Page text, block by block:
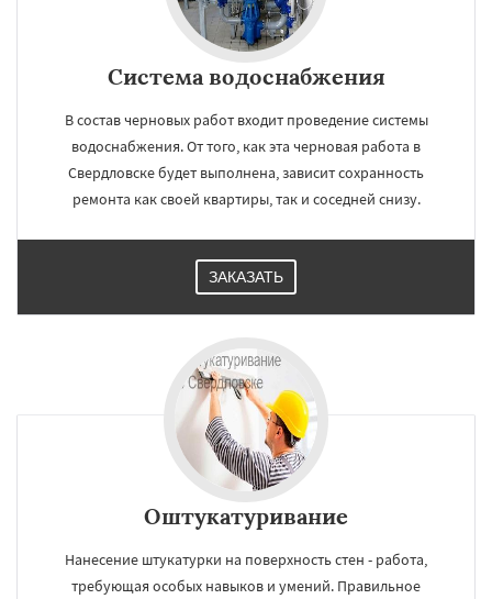
Система водоснабжения
В состав черновых работ входит проведение системы
водоснабжения. От того, как эта черновая работа в
Свердловске будет выполнена, зависит сохранность
ремонта как своей квартиры, так и соседней снизу.
ЗАКАЗАТЬ
Оштукатуривание
Нанесение штукатурки на поверхность стен - работа,
требующая особых навыков и умений. Правильное